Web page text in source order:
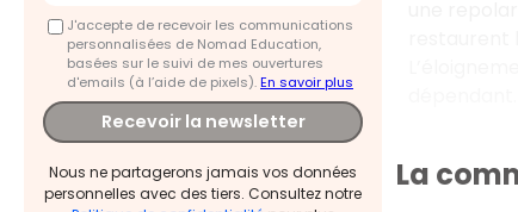
J'accepte de recevoir les communications
personnalisées de Nomad Education,
basées sur le suivi de mes ouvertures
d'emails (à l’aide de pixels).En savoir plus
Recevoir la newsletter
Nous ne partagerons jamais vos données
personnelles avec des tiers. Consultez notre
La